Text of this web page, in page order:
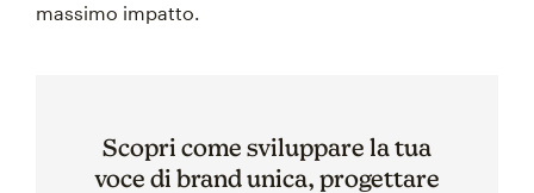
massimo impatto.
Scopri come sviluppare la tua
voce di brand unica, progettare